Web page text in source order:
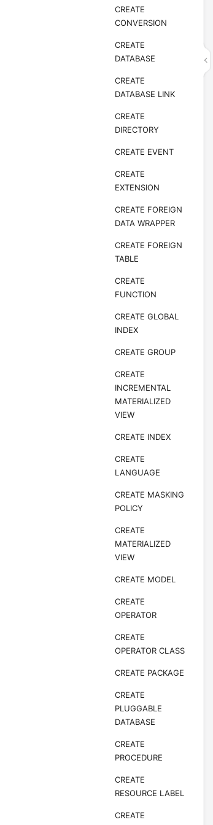
CREATE
CONVERSION
CREATE
DATABASE
CREATE
DATABASE LINK
CREATE
DIRECTORY
CREATE EVENT
CREATE
EXTENSION
CREATE FOREIGN
DATA WRAPPER
CREATE FOREIGN
TABLE
CREATE
FUNCTION
CREATE GLOBAL
INDEX
CREATE GROUP
CREATE
INCREMENTAL
MATERIALIZED
VIEW
CREATE INDEX
CREATE
LANGUAGE
CREATE MASKING
POLICY
CREATE
MATERIALIZED
VIEW
CREATE MODEL
CREATE
OPERATOR
CREATE
OPERATOR CLASS
CREATE PACKAGE
CREATE
PLUGGABLE
DATABASE
CREATE
PROCEDURE
CREATE
RESOURCE LABEL
CREATE